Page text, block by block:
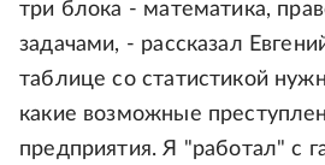
три блока - математика,
задачами, - рассказал
таблице со статистикой
какие возможные
предприятия. Я "работал" с